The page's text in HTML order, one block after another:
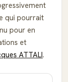
qui pourrait
pour en
et
ATTALI.